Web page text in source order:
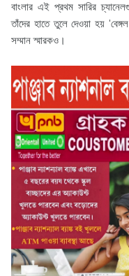
বাংলার এই প্রথম সারির
তাঁদের হাতে তুলে দেওয়া হয়
সম্মান স্মারকও।